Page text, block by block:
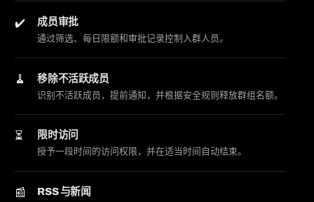
成员审批
通过筛选、每日限额和审批记录控制入群人员。
移除不活跃成员
识别不活跃成员，提前通知，并根据安全规则释放群组名额。
限时访问
授予一段时间的访问权限，并在适当时间自动结束。
RSS 与新闻